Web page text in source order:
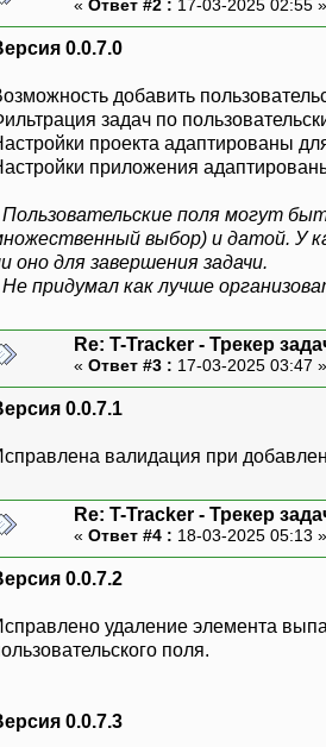
« Ответ #2 : 17-03-2025 02:55
0.0.7.0
добавить
задач по
проекта адаптированы
приложения
Пользовательские поля могут
выбор) и датой. У
оно для завершения задачи.
Не придумал как лучше
Re: T-Tracker - Трекер
« Ответ #3 : 17-03-2025 03:47
0.0.7.1
валидация при
Re: T-Tracker - Трекер
« Ответ #4 : 18-03-2025 05:13
0.0.7.2
удаление элемента
поля.
0.0.7.3